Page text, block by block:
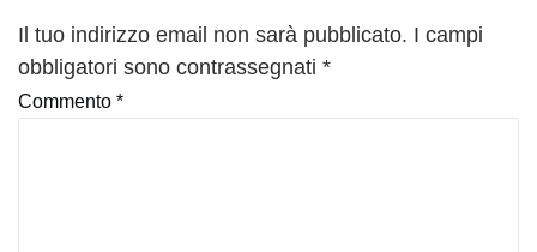
Il tuo indirizzo email non sarà pubblicato. I campi
obbligatori sono contrassegnati *
Commento *